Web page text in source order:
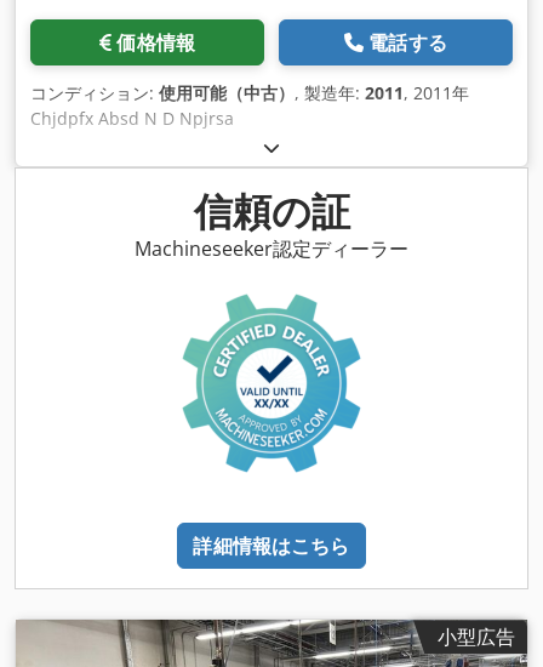
価格情報 電話する
コンディション: 使用可能（中古） , 製造年: 2011, 2011年
Chjdpfx Absd N D Npjrsa
信頼の証
Machineseeker認定ディーラー
詳細情報はこちら
小型広告